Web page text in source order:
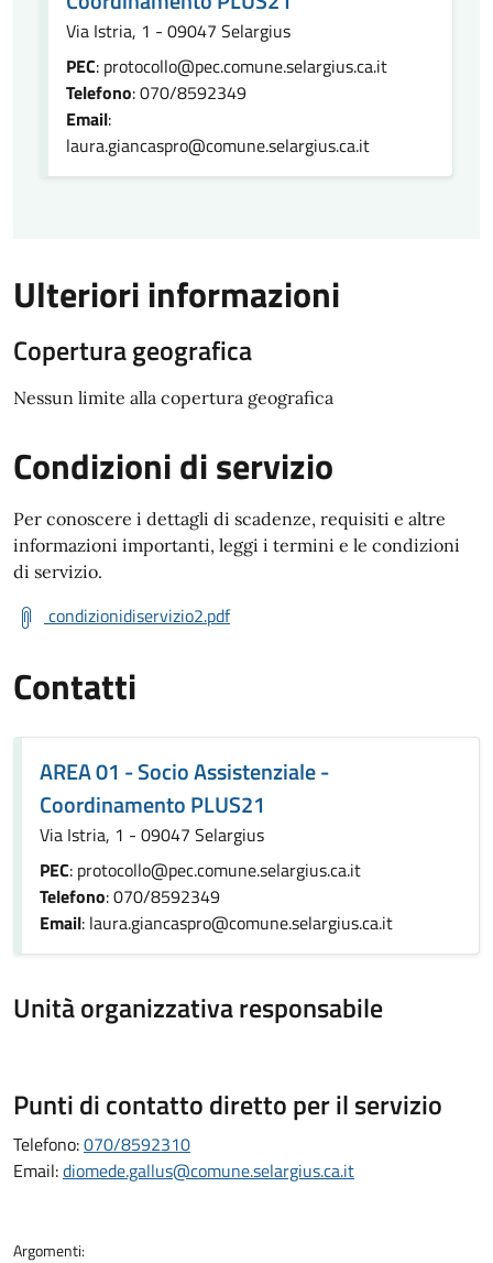
Via Istria, 1 - 09047 Selargius
PEC: protocollo@pec.comune.selargius.ca.it
Telefono: 070/8592349
Email:
laura.giancaspro@comune.selargius.ca.it
Ulteriori informazioni
Copertura geografica
Nessun limite alla copertura geografica
Condizioni di servizio
Per conoscere i dettagli di scadenze, requisiti e altre
informazioni importanti, leggi i termini e le condizioni
di servizio.
condizionidiservizio2.pdf
Contatti
AREA 01 - Socio Assistenziale -
Coordinamento PLUS21
Via Istria, 1 - 09047 Selargius
PEC: protocollo@pec.comune.selargius.ca.it
Telefono: 070/8592349
Email: laura.giancaspro@comune.selargius.ca.it
Unità organizzativa responsabile
Punti di contatto diretto per il servizio
Telefono:070/8592310
Email:diomede.gallus@comune.selargius.ca.it
Argomenti: